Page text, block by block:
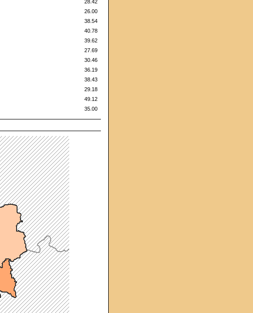
28.42
26.00
38.54
40.78
39.62
27.69
30.46
36.19
38.43
29.18
49.12
35.00